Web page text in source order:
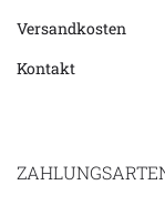
Versandkosten
Kontakt